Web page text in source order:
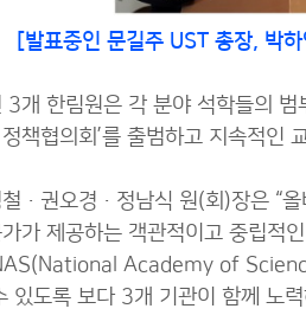
[발표중인 문길주 UST 총장, 박
3개 한림원은 각 분야 석학들의 범
책협의회’를 출범하고 지속적인
·권오경·정남식 원(회)장은 “올
가 제공하는 객관적이고 중립적
Academy of
있도록 보다 3개 기관이 함께 노